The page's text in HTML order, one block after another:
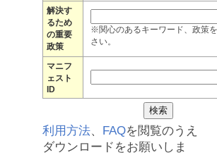
解決す
るため
の重要
政策
※関心のあるキーワード、政策
さい。
マニフ
ェスト
ID
利用方法、 FAQを閲覧のうえ
ダウンロードをお願いしま